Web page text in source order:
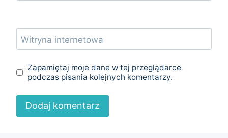
Witryna internetowa
Zapamiętaj moje dane w tej przeglądarce
podczas pisania kolejnych komentarzy.